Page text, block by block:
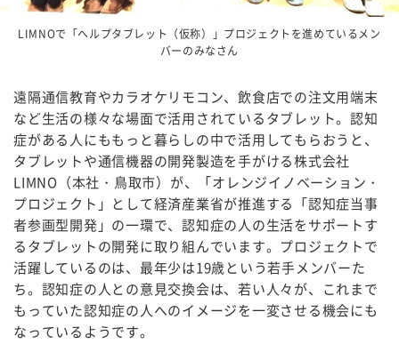
LIMNOで「ヘルプタブレット（仮称）」プロジェクトを進めているメン
バーのみなさん
遠隔通信教育やカラオケリモコン、飲食店での注文用端末
など生活の様々な場面で活用されているタブレット。認知
症がある人にももっと暮らしの中で活用してもらおうと、
タブレットや通信機器の開発製造を手がける株式会社
LIMNO（本社・鳥取市）が、「オレンジイノベーション・
プロジェクト」として経済産業省が推進する「認知症当事
者参画型開発」の一環で、認知症の人の生活をサポートす
るタブレットの開発に取り組んでいます。プロジェクトで
活躍しているのは、最年少は19歳という若手メンバーた
ち。認知症の人との意見交換会は、若い人々が、これまで
もっていた認知症の人へのイメージを一変させる機会にも
なっているようです。